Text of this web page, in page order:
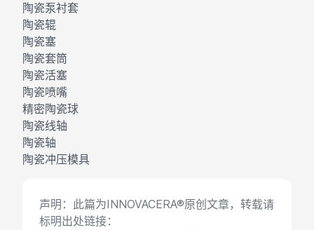
陶瓷泵衬套
陶瓷辊
陶瓷塞
陶瓷套筒
陶瓷活塞
陶瓷喷嘴
精密陶瓷球
陶瓷线轴
陶瓷轴
陶瓷冲压模具
声明：此篇为INNOVACERA®原创文章，转载请
标明出处链接：